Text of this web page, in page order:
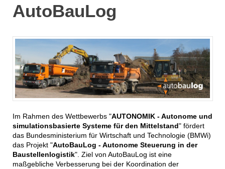
AutoBauLog
Im Rahmen des Wettbewerbs "AUTONOMIK - Autonome und
simulationsbasierte Systeme für den Mittelstand" fördert
das Bundesministerium für Wirtschaft und Technologie (BMWi)
das Projekt "AutoBauLog - Autonome Steuerung in der
Baustellenlogistik". Ziel von AutoBauLog ist eine
maßgebliche Verbesserung bei der Koordination der